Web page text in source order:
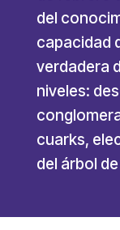
del
capacidad
verdadera
niveles:
cuarks,
del árbol